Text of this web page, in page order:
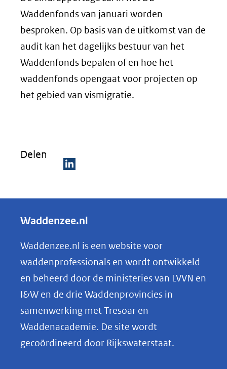
Waddenfonds van januari worden
besproken. Op basis van de uitkomst van de
audit kan het dagelijks bestuur van het
Waddenfonds bepalen of en hoe het
waddenfonds opengaat voor projecten op
het gebied van vismigratie.
Delen
e
e
n
o
p
k
e
Waddenzee.nl
Waddenzee.nl is een website voor
waddenprofessionals en wordt ontwikkeld
en beheerd door de ministeries van LVVN en
I&W en de drie Waddenprovincies in
samenwerking met Tresoar en
Waddenacademie. De site wordt
gecoördineerd door Rijkswaterstaat.